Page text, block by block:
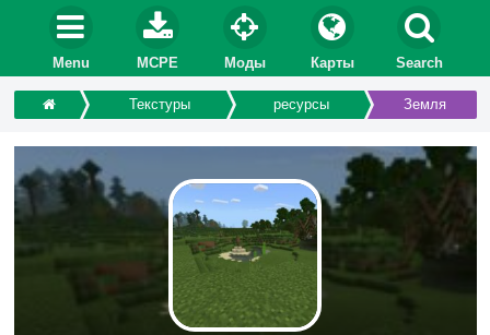
Menu MCPE Моды Карты Search
Текстуры ресурсы Земля